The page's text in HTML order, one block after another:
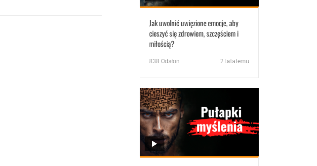
Jak uwolnić uwięzione emocje, aby
cieszyć się zdrowiem, szczęściem i
miłością?
838 Odsłon 2 latatemu